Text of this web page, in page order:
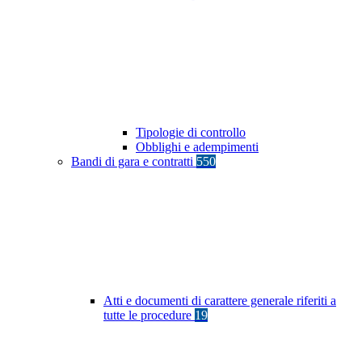
Tipologie di controllo
Obblighi e adempimenti
Bandi di gara e contratti 550
Atti e documenti di carattere generale riferiti a
tutte le procedure 19